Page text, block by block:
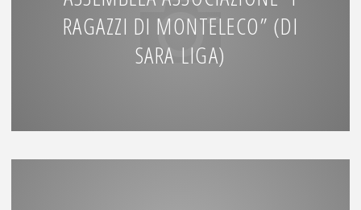
RAGAZZI DI MONTELECO” (DI
SARA LIGA)